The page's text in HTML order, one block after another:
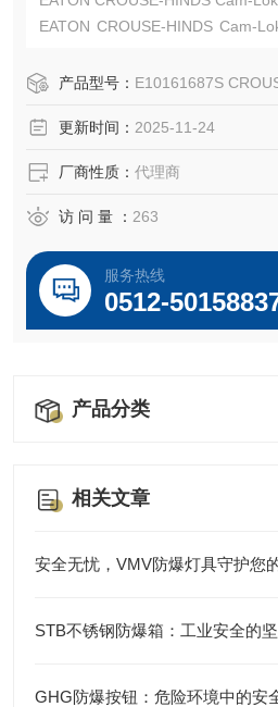
EATON CROUSE-HINDS Cam-
EATON CROUSE-HINDS 总代理-
产品型号： E10161687S
更新时间： 2025-11-24
厂商性质： 代理商
访 问 量 ： 263
服务热线
0512-
产品分类
相关文章
安全无忧，VMV防爆灯具守护您
STB不锈钢防爆箱：工业安全的
GHG防爆按钮：危险环境中的安